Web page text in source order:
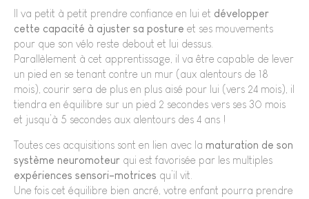
Il va petit à petit prendre confiance en lui et développer
cette capacité à ajuster sa posture et ses mouvements
pour que son vélo reste debout et lui dessus.
Parallèlement à cet apprentissage, il va être capable de lever
un pied en se tenant contre un mur (aux alentours de 18
mois), courir sera de plus en plus aisé pour lui (vers 24 mois), il
tiendra en équilibre sur un pied 2 secondes vers ses 30 mois
et jusqu’à 5 secondes aux alentours des 4 ans !
Toutes ces acquisitions sont en lien avec la maturation de son
système neuromoteur qui est favorisée par les multiples
expériences sensori-motrices qu’il vit.
Une fois cet équilibre bien ancré, votre enfant pourra prendre